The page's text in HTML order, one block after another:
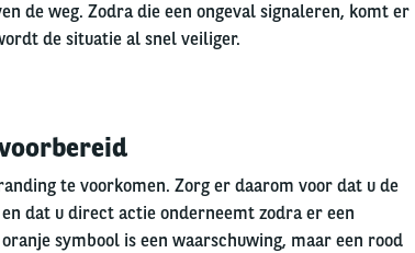
de weg. Zodra die een ongeval signaleren, komt er
de situatie al snel veiliger.
te voorkomen. Zorg er daarom voor dat u de
dat u direct actie onderneemt zodra er een
symbool is een waarschuwing, maar een rood